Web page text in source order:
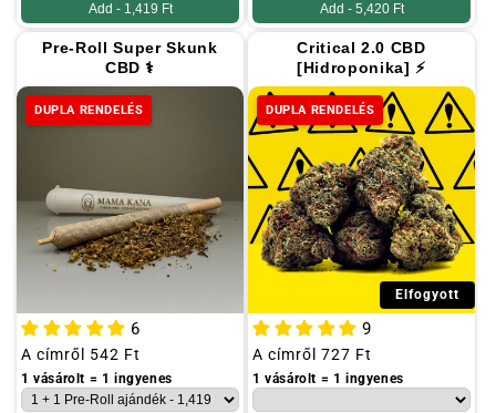
Add - 1,419 Ft
Add - 5,420 Ft
Pre-Roll Super Skunk
CBD ⚕
DUPLA RENDELÉS
6
Szokásos
ár
A címről 542 Ft
1 vásárolt = 1 ingyenes
Critical 2.0 CBD
[Hidroponika] ⚡
DUPLA RENDELÉS
Elfogyott
9
Szokásos
ár
A címről 727 Ft
1 vásárolt = 1 ingyenes